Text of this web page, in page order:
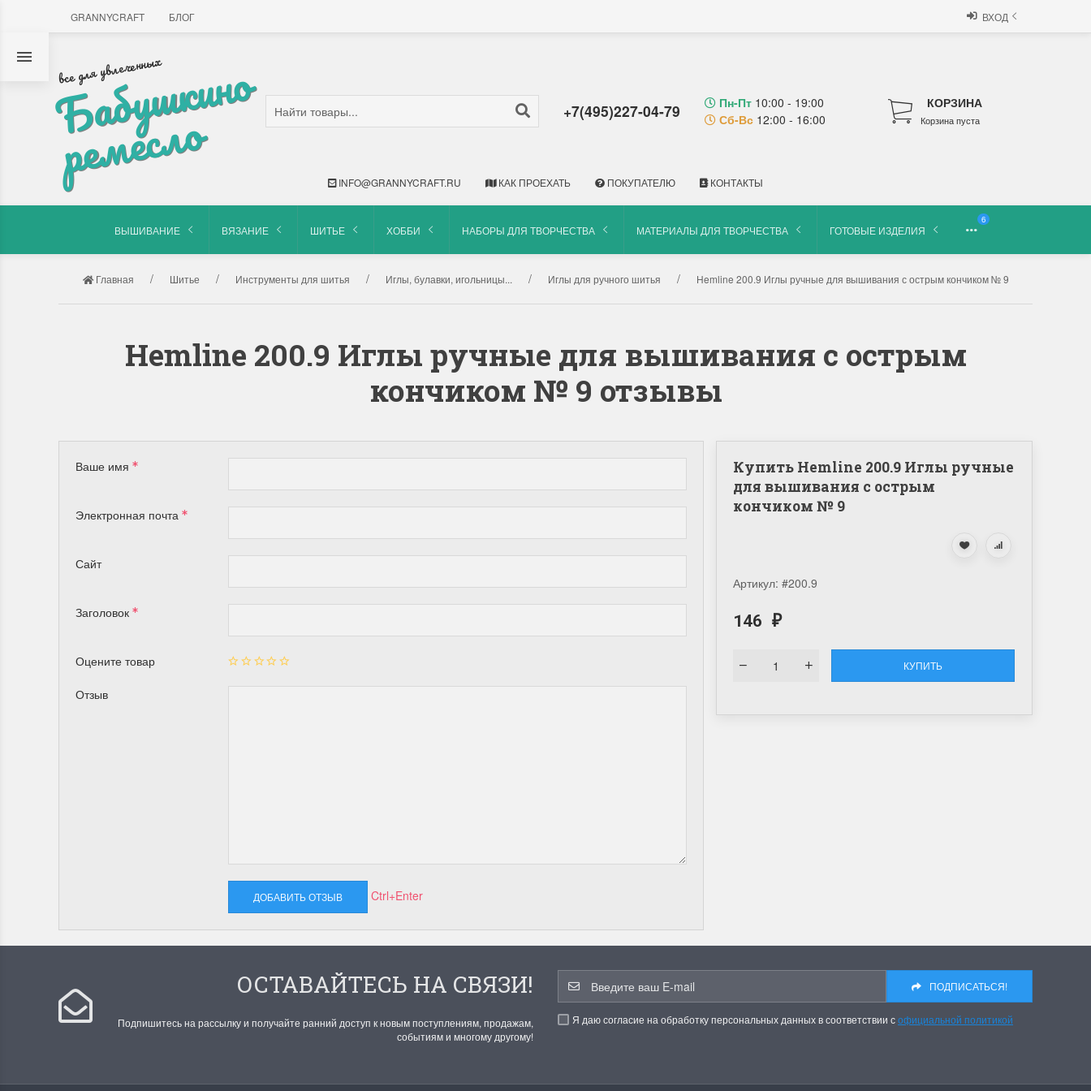
GRANNYCRAFT БЛОГ ВХОД
все для увлеченных
Б
а
б
у
ш
к
и
н
о
р
е
м
е
с
л
о +7(495)227-04-79 Пн-Пт 10:00 - 19:00
Сб-Вс 12:00 - 16:00
КОРЗИНА
Корзина пуста
INFO@GRANNYCRAFT.RU КАК ПРОЕХАТЬ ПОКУПАТЕЛЮ КОНТАКТЫ
ВЫШИВАНИЕ ВЯЗАНИЕ ШИТЬЕ ХОББИ НАБОРЫ ДЛЯ ТВОРЧЕСТВА МАТЕРИАЛЫ ДЛЯ ТВОРЧЕСТВА ГОТОВЫЕ ИЗДЕЛИЯ
6
Главная Шитье Инструменты для шитья Иглы, булавки, игольницы... Иглы для ручного шитья Hemline 200.9 Иглы ручные для вышивания с острым кончиком № 9
Hemline 200.9 Иглы ручные для вышивания с острым
кончиком № 9 отзывы
Купить Hemline 200.9 Иглы ручные
для вышивания с острым
кончиком № 9
Артикул: #200.9
146 ₽
КУПИТЬ
Ваше имя
Электронная почта
Сайт
Заголовок
Оцените товар
Отзыв
Ctrl+Enter
ОСТАВАЙТЕСЬ НА СВЯЗИ!
Подпишитесь на рассылку и получайте ранний доступ к новым поступлениям, продажам,
событиям и многому другому!
ПОДПИСАТЬСЯ!
Я даю согласие на обработку персональных данных в соответствии софициальной политикой